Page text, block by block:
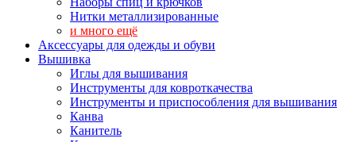
Нитки металлизированные
и много ещё
Аксессуары для одежды и обуви
Вышивка
Иглы для вышивания
Инструменты для ковроткачества
Инструменты и приспособления для вышивания
Канва
Канитель